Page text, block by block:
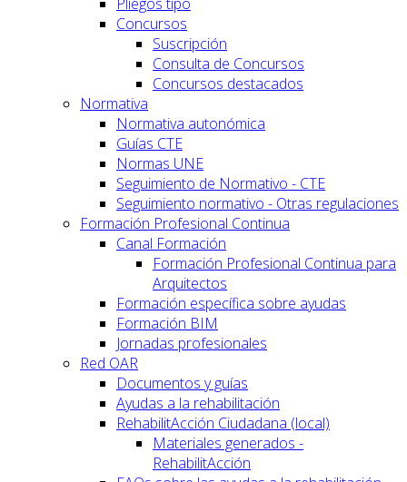
Concursos
Suscripción
Consulta de Concursos
Concursos destacados
Normativa
Normativa autonómica
Guías CTE
Normas UNE
Seguimiento de Normativo - CTE
Seguimiento normativo - Otras regulaciones
Formación Profesional Continua
Canal Formación
Formación Profesional Continua para
Arquitectos
Formación específica sobre ayudas
Formación BIM
Jornadas profesionales
Red OAR
Documentos y guías
Ayudas a la rehabilitación
RehabilitAcción Ciudadana (local)
Materiales generados -
RehabilitAcción